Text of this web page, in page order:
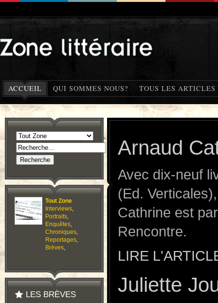
ACCUEIL QUI SOMMES NOUS? TOUS LES ARTICLES
Tout Zone
Interviews,
Portraits,
Enquêtes,
Chroniques,
Reportages,
Brèves,
LES BRÈVES
Arnaud
Avec dix-neuf
(Ed.
Cathrine est
Rencontre.
LIRE
Juliette